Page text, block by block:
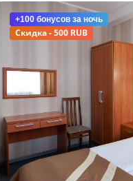
+100 бонусов за ночь
Скидка - 500 RUB